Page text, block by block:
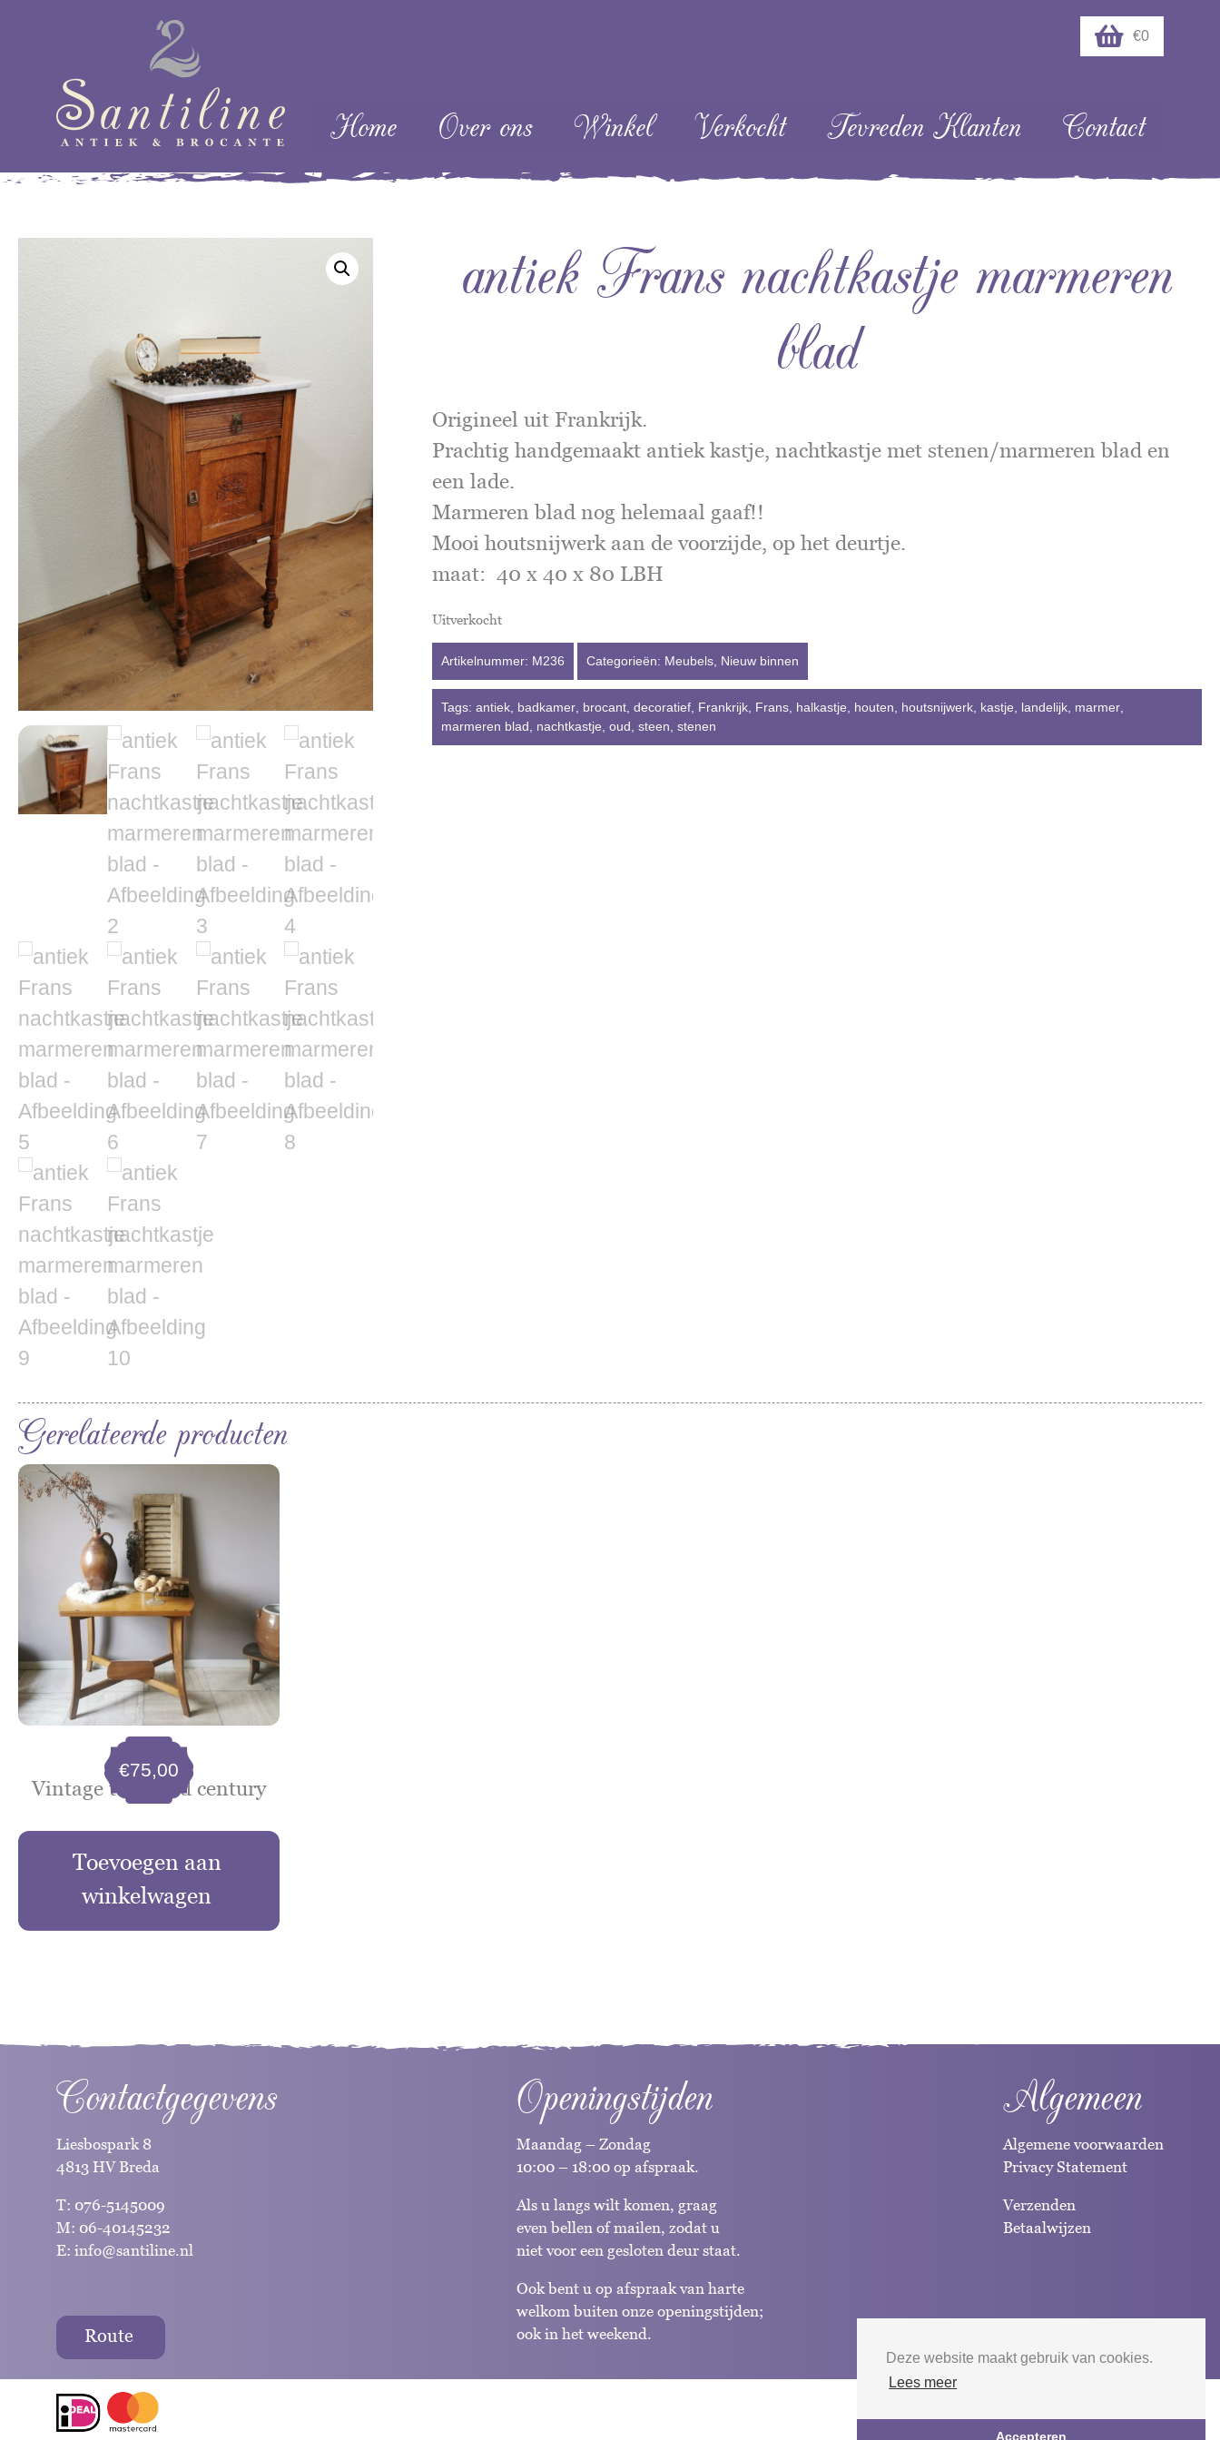
Deze website maakt gebruik van cookies.
Lees meer
Accepteren
€0
Menu
Skip naar content
Home Over ons Winkel Verkocht Tevreden Klanten Contact
antiek Frans nachtkastje marmeren
blad
Origineel uit Frankrijk.
Prachtig handgemaakt antiek kastje, nachtkastje met stenen/marmeren blad en
een lade.
Marmeren blad nog helemaal gaaf!!
Mooi houtsnijwerk aan de voorzijde, op het deurtje.
maat: 40 x 40 x 80 LBH
Uitverkocht
Artikelnummer: M236 Categorieën: Meubels, Nieuw binnen
Tags:antiek, badkamer, brocant,decoratief, Frankrijk, Frans, halkastje, houten, houtsnijwerk, kastje, landelijk, marmer,
marmeren blad, nachtkastje,oud,steen,stenen
Gerelateerde producten
Vintage tafel mid century
€75,00
Toevoegen aan
winkelwagen
Contactgegevens
Liesbospark 8
4813 HV Breda
T: 076-5145009
M: 06-40145232
E: info@santiline.nl
Route
Openingstijden
Maandag – Zondag
10:00 – 18:00 op afspraak.
Als u langs wilt komen, graag
even bellen of mailen, zodat u
niet voor een gesloten deur staat.
Ook bent u op afspraak van harte
welkom buiten onze openingstijden;
ook in het weekend.
Algemeen
Algemene voorwaarden
Privacy Statement
Verzenden
Betaalwijzen